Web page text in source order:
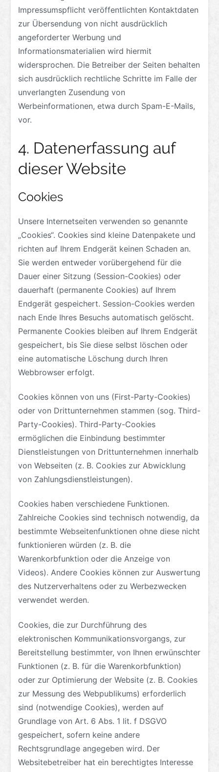
Impressumspflicht veröffentlichten Kontaktdaten
zur Übersendung von nicht ausdrücklich
angeforderter Werbung und
Informationsmaterialien wird hiermit
widersprochen. Die Betreiber der Seiten behalten
sich ausdrücklich rechtliche Schritte im Falle der
unverlangten Zusendung von
Werbeinformationen, etwa durch Spam-E-Mails,
vor.
4. Datenerfassung auf
dieser Website
Cookies
Unsere Internetseiten verwenden so genannte
„Cookies“. Cookies sind kleine Datenpakete und
richten auf Ihrem Endgerät keinen Schaden an.
Sie werden entweder vorübergehend für die
Dauer einer Sitzung (Session-Cookies) oder
dauerhaft (permanente Cookies) auf Ihrem
Endgerät gespeichert. Session-Cookies werden
nach Ende Ihres Besuchs automatisch gelöscht.
Permanente Cookies bleiben auf Ihrem Endgerät
gespeichert, bis Sie diese selbst löschen oder
eine automatische Löschung durch Ihren
Webbrowser erfolgt.
Cookies können von uns (First-Party-Cookies)
oder von Drittunternehmen stammen (sog. Third-
Party-Cookies). Third-Party-Cookies
ermöglichen die Einbindung bestimmter
Dienstleistungen von Drittunternehmen innerhalb
von Webseiten (z. B. Cookies zur Abwicklung
von Zahlungsdienstleistungen).
Cookies haben verschiedene Funktionen.
Zahlreiche Cookies sind technisch notwendig, da
bestimmte Webseitenfunktionen ohne diese nicht
funktionieren würden (z. B. die
Warenkorbfunktion oder die Anzeige von
Videos). Andere Cookies können zur Auswertung
des Nutzerverhaltens oder zu Werbezwecken
verwendet werden.
Cookies, die zur Durchführung des
elektronischen Kommunikationsvorgangs, zur
Bereitstellung bestimmter, von Ihnen erwünschter
Funktionen (z. B. für die Warenkorbfunktion)
oder zur Optimierung der Website (z. B. Cookies
zur Messung des Webpublikums) erforderlich
sind (notwendige Cookies), werden auf
Grundlage von Art. 6 Abs. 1 lit. f DSGVO
gespeichert, sofern keine andere
Rechtsgrundlage angegeben wird. Der
Websitebetreiber hat ein berechtigtes Interesse